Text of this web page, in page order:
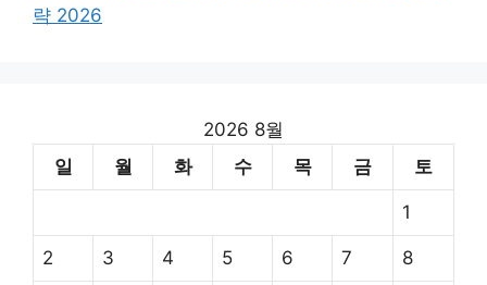
략 2026
2026 8월
일
월 화 수 목 금 토
1
2 3 4 5 6 7 8